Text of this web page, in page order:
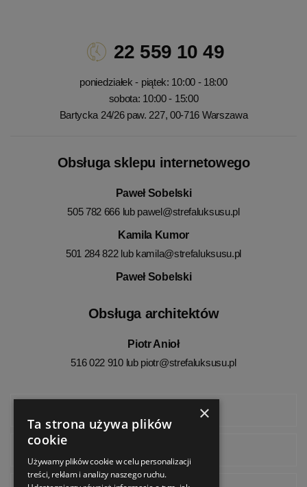
22 559 10 49
poniedziałek - piątek: 10:00 - 18:00
sobota: 10:00 - 15:00
Bartycka 24/26 paw. 227, 00-716 Warszawa
Obsługa sklepu internetowego
Paweł Sobelski
505 782 666 lub pawel@strefaluksusu.pl
Kamila Kumor
501 284 822 lub kamila@strefaluksusu.pl
Paweł Sobelski
Obsługa architektów
Piotr Anioł
516 022 910 lub piotr@strefaluksusu.pl
×
Ta strona używa plików
cookie
Używamy plików cookie w celu personalizacji
treści, reklam i analizy naszego ruchu.